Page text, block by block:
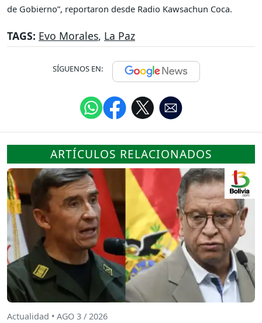
de Gobierno”, reportaron desde Radio Kawsachun Coca.
TAGS: Evo Morales, La Paz
SÍGUENOS EN:
ARTÍCULOS RELACIONADOS
Actualidad • AGO 3 / 2026